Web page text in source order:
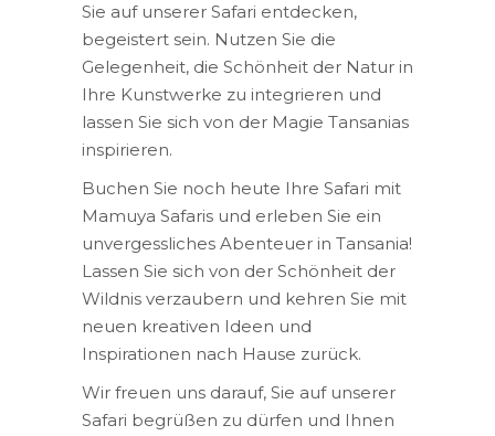
Sie auf unserer Safari entdecken,
begeistert sein. Nutzen Sie die
Gelegenheit, die Schönheit der Natur in
Ihre Kunstwerke zu integrieren und
lassen Sie sich von der Magie Tansanias
inspirieren.
Buchen Sie noch heute Ihre Safari mit
Mamuya Safaris und erleben Sie ein
unvergessliches Abenteuer in Tansania!
Lassen Sie sich von der Schönheit der
Wildnis verzaubern und kehren Sie mit
neuen kreativen Ideen und
Inspirationen nach Hause zurück.
Wir freuen uns darauf, Sie auf unserer
Safari begrüßen zu dürfen und Ihnen